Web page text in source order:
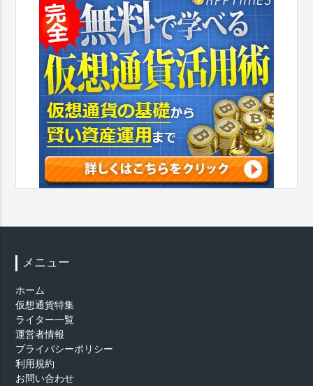
メニュー
ホーム
仮想通貨特集
ライター一覧
運営者情報
プライバシーポリシー
利用規約
お問い合わせ